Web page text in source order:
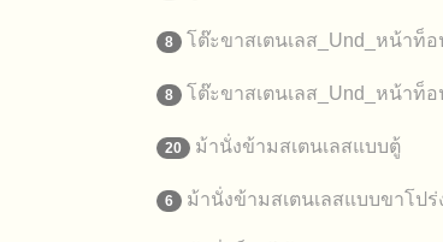
8 โต๊ะขาสเตนเลส_Und_หน้าท็
8 โต๊ะขาสเตนเลส_Und_หน้าท็อ
20 ม้านั่งข้ามสเตนเลสแบบตู้
6 ม้านั่งข้ามสเตนเลสแบบขาโปร่